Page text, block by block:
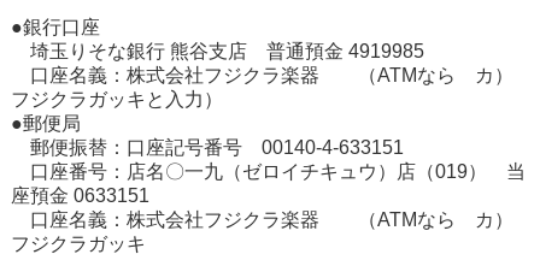
●銀行口座
埼玉りそな銀行 熊谷支店 普通預金 4919985
口座名義：株式会社フジクラ楽器 （ATMなら カ）
フジクラガッキと入力）
●郵便局
郵便振替：口座記号番号 00140-4-633151
口座番号：店名〇一九（ゼロイチキュウ）店（019） 当
座預金 0633151
口座名義：株式会社フジクラ楽器 （ATMなら カ）
フジクラガッキ